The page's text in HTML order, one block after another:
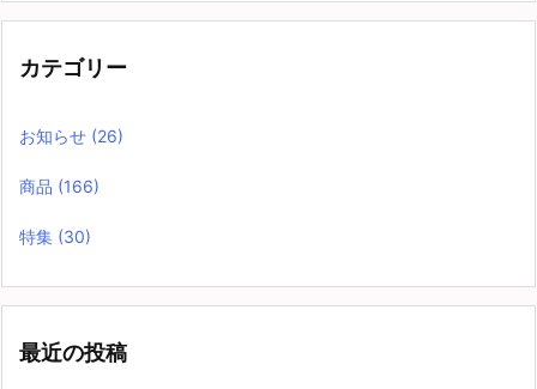
カテゴリー
お知らせ (26)
商品 (166)
特集 (30)
最近の投稿